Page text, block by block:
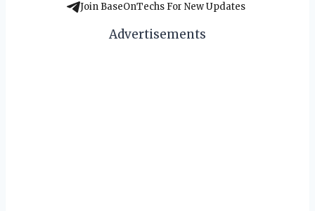
Join BaseOnTechs For New Updates
Advertisements